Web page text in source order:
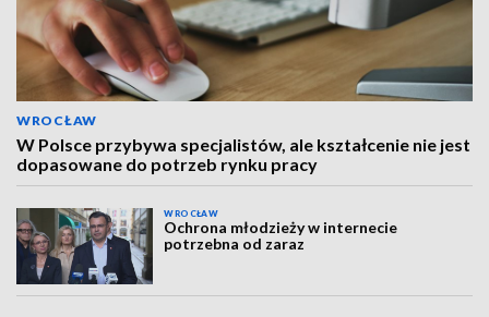
WROCŁAW
W Polsce przybywa specjalistów, ale kształcenie nie jest
dopasowane do potrzeb rynku pracy
WROCŁAW
Ochrona młodzieży w internecie
potrzebna od zaraz